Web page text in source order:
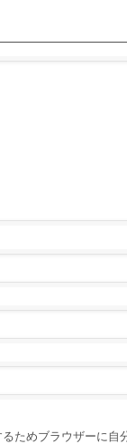
ためブラウザーに自